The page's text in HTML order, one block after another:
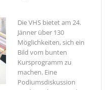
Die VHS bietet am 24.
Jänner über 130
Möglichkeiten, sich ein
Bild vom bunten
Kursprogramm zu
machen. Eine
Podiumsdiskussion